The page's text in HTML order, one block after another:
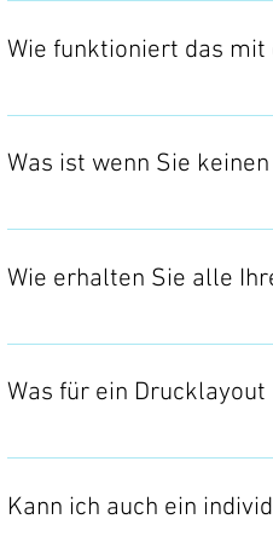
Wie funktioniert das mit
Wir bauen die Fotobox
24 Stunden nutzen.
Was ist wenn Sie
Zu allen
Wie erhalten Sie alle
Sie erhalten alle Fotos
Was für ein
Sie können die
Layout werden 1-4
Kann ich auch ein